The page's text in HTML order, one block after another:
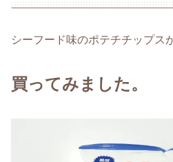
シーフード味のポテチチップス
買ってみました。